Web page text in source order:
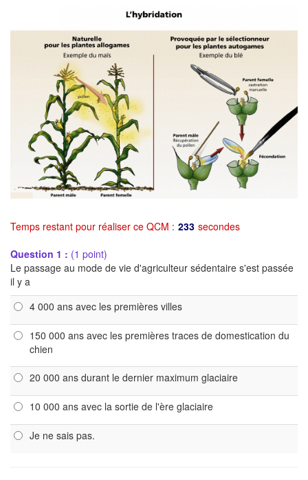
Temps restant pour réaliser ce QCM : 233 secondes
Question 1 : (1 point)
Le passage au mode de vie d'agriculteur sédentaire s'est passée
il y a
4 000 ans avec les premières villes
150 000 ans avec les premières traces de domestication du
chien
20 000 ans durant le dernier maximum glaciaire
10 000 ans avec la sortie de l'ère glaciaire
Je ne sais pas.